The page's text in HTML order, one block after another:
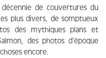
de couvertures du
plus divers, de somptueux
des mythiques plans et
des photos d’époque
encore.